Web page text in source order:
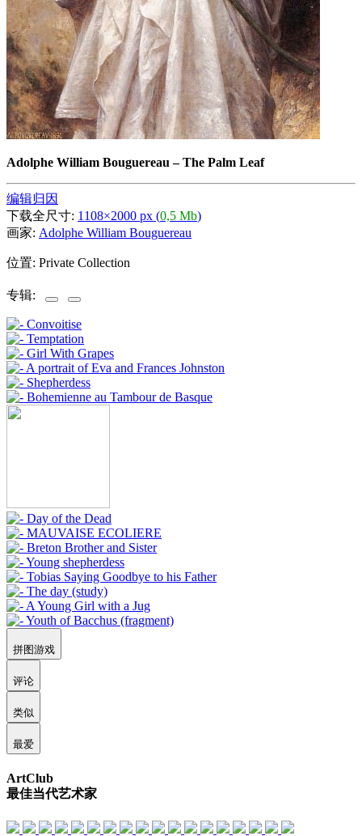
Adolphe William Bouguereau –The Palm Leaf
编辑归因
下载全尺寸: 1108×2000 px (0,5 Mb)
画家: Adolphe William Bouguereau
位置: Private Collection
专辑:
拼图游戏
评论
类似
最爱
ArtClub
最佳当代艺术家